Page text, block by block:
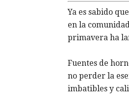
Ya es sabido
en la
primavera ha
Fuentes de
no perder la
imbatibles y